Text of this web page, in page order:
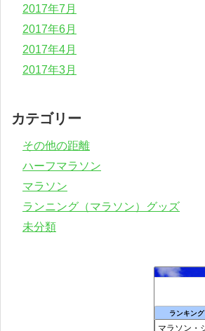
2017年7月
2017年6月
2017年4月
2017年3月
カテゴリー
その他の距離
ハーフマラソン
マラソン
ランニング（マラソン）グッズ
未分類
ランキング